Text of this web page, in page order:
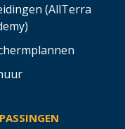
(AllTerra